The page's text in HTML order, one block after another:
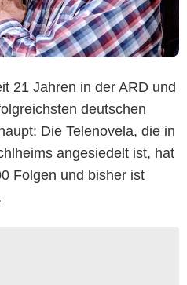
21 Jahren in der ARD und
deutschen
Die Telenovela, die in
angesiedelt ist, hat
Folgen und bisher ist